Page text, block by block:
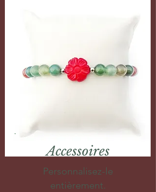
Accessoires
Personnalisez-le
entièrement.